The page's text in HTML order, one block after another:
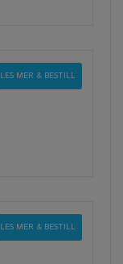
LES MER & BESTILL
LES MER & BESTILL